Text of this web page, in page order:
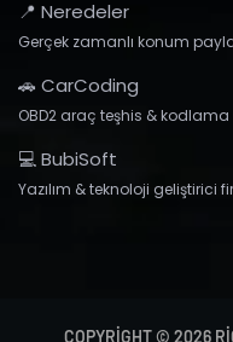
📍 Neredeler
Gerçek zamanlı konum
🚗 CarCoding
OBD2 araç teşhis &
💻 BubiSoft
Yazılım & teknoloji geliştirici
COPYRIGHT © 2026